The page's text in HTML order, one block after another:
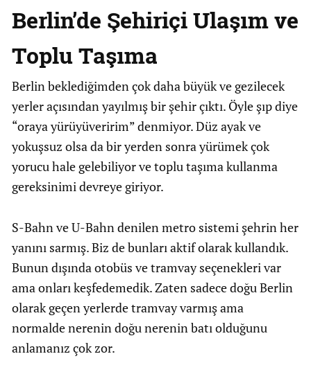
Berlin’de Şehiriçi Ulaşım ve
Toplu Taşıma
Berlin beklediğimden çok daha büyük ve gezilecek
yerler açısından yayılmış bir şehir çıktı. Öyle şıp diye
“oraya yürüyüveririm” denmiyor. Düz ayak ve
yokuşsuz olsa da bir yerden sonra yürümek çok
yorucu hale gelebiliyor ve toplu taşıma kullanma
gereksinimi devreye giriyor.
S-Bahn ve U-Bahn denilen metro sistemi şehrin her
yanını sarmış. Biz de bunları aktif olarak kullandık.
Bunun dışında otobüs ve tramvay seçenekleri var
ama onları keşfedemedik. Zaten sadece doğu Berlin
olarak geçen yerlerde tramvay varmış ama
normalde nerenin doğu nerenin batı olduğunu
anlamanız çok zor.